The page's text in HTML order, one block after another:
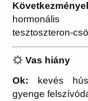
hormonális
tesztoszteron-
Vas hiány
Ok: kevés
gyenge